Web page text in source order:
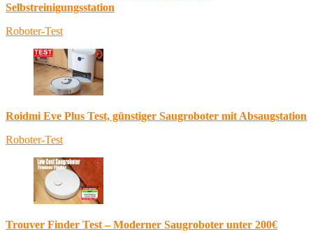
Selbstreinigungsstation
Roboter-Test
Roidmi Eve Plus Test, günstiger Saugroboter mit Absaugstation
Roboter-Test
Trouver Finder Test – Moderner Saugroboter unter 200€